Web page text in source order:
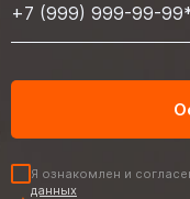
Я ознакомлен и
данных